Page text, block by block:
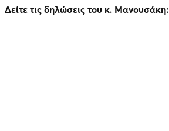
Δείτε τις δηλώσεις του κ. Μανουσάκη: